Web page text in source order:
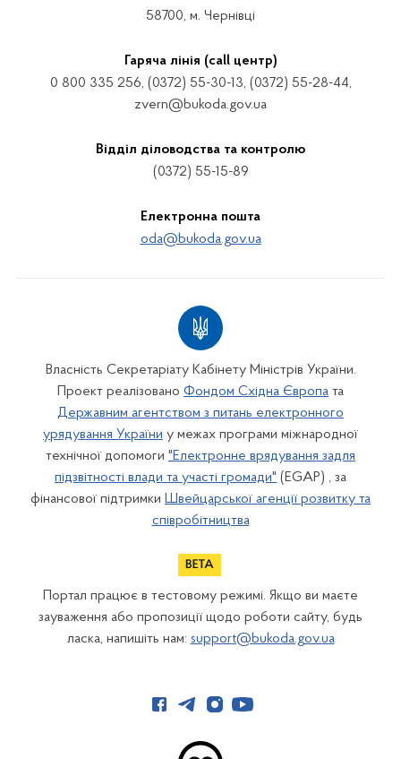
58700, м. Чернівці
Гаряча лінія (call центр)
0 800 335 256, (0372) 55-30-13, (0372) 55-28-44,
zvern@bukoda.gov.ua
Відділ діловодства та контролю
(0372) 55-15-89
Електронна пошта
oda@bukoda.gov.ua
Власність Секретаріату Кабінету Міністрів України.
Проект реалізовано Фондом Східна Європа та
Державним агентством з питань електронного
урядування України у межах програми міжнародної
технічної допомоги "Електронне врядування задля
підзвітності влади та участі громади" (EGAP) , за
фінансової підтримки Швейцарської агенції розвитку та
співробітництва
Портал працює в тестовому режимі. Якщо ви маєте
зауваження або пропозиції щодо роботи сайту, будь
ласка, напишіть нам: support@bukoda.gov.ua